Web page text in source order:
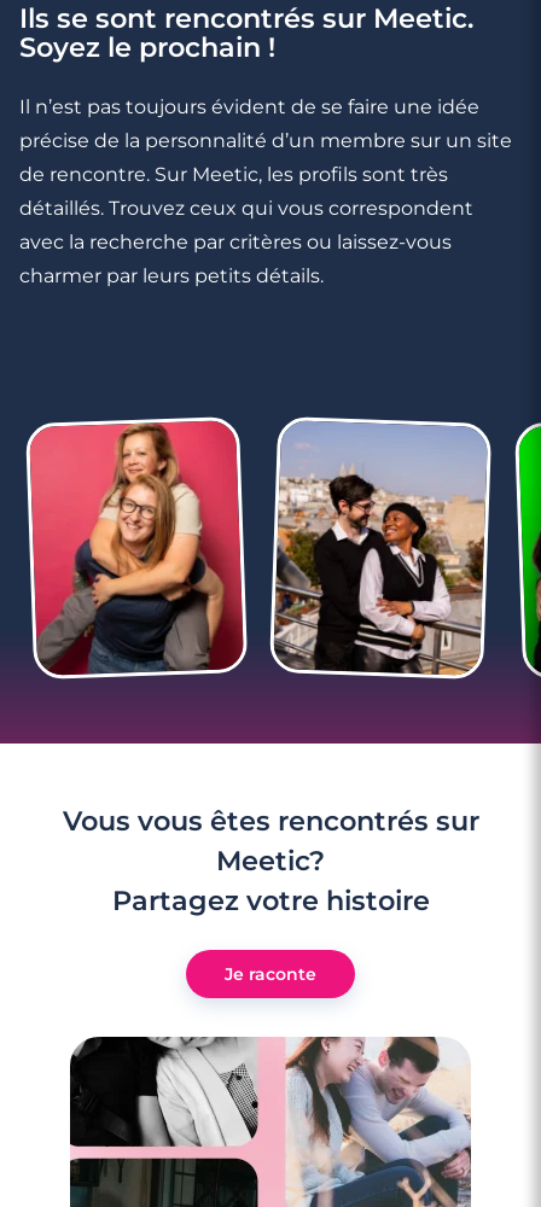
Ils se sont rencontrés sur Meetic.
Soyez le prochain !
Il n’est pas toujours évident de se faire une idée
précise de la personnalité d’un membre sur un site
de rencontre. Sur Meetic, les profils sont très
détaillés. Trouvez ceux qui vous correspondent
avec la recherche par critères ou laissez-vous
charmer par leurs petits détails.
Vous vous êtes rencontrés sur
Meetic?
Partagez votre histoire
Je raconte